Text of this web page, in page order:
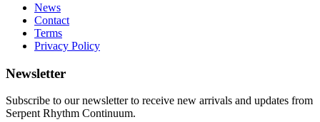
News
Contact
Terms
Privacy Policy
Newsletter
Subscribe to our newsletter to receive new arrivals and updates from
Serpent Rhythm Continuum.